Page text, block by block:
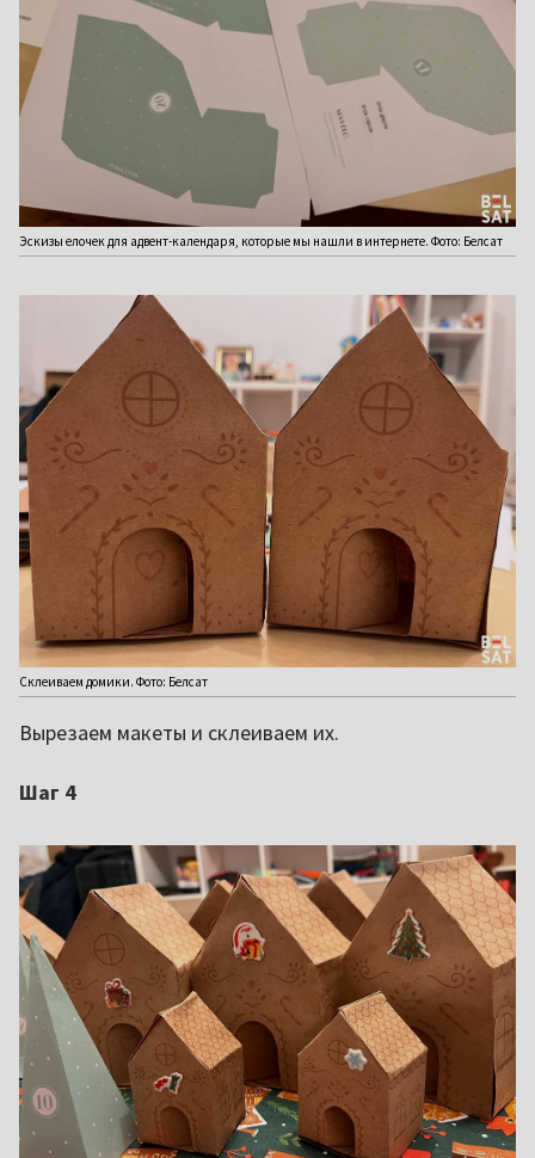
Эскизы елочек для адвент-календаря, которые мы нашли в интернете. Фото: Белсат
Склеиваем домики. Фото: Белсат
Вырезаем макеты и склеиваем их.
Шаг 4